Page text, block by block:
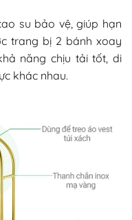
su bảo vệ, giúp hạn
trang bị 2 bánh xoay
năng chịu tải tốt, di
khác nhau.